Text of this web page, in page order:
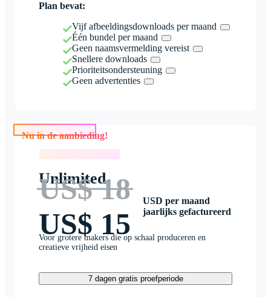
Plan bevat:
Vijf afbeeldingsdownloads per maand
Één bundel per maand
Geen naamsvermelding vereist
Snellere downloads
Prioriteitsondersteuning
Geen advertenties
Nu in de aanbieding!
Unlimited
US$ 18
US$ 15
USD per maand
jaarlijks gefactureerd
Voor grotere makers die op schaal produceren en
creatieve vrijheid eisen
7 dagen gratis proefperiode